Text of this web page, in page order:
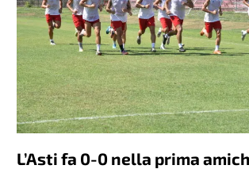
L’Asti fa 0-0 nella prima